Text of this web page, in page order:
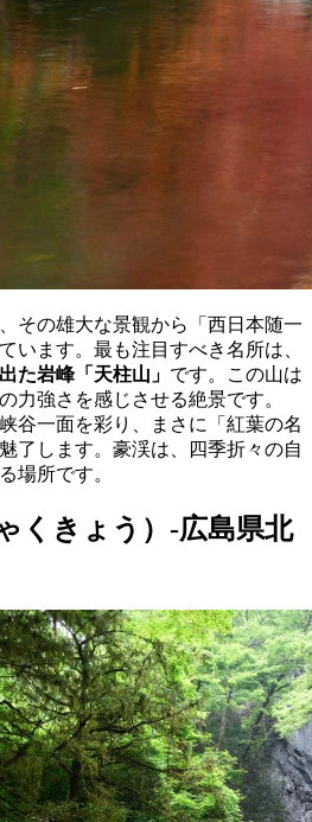
その雄大な景観から「西日本随一
います。最も注目すべき名所は、
た岩峰「天柱山」 です。この山は
力強さを感じさせる絶景です。
谷一面を彩り、まさに「紅葉の名
了します。豪渓は、四季折々の自
場所です。
くきょう）-広島県北